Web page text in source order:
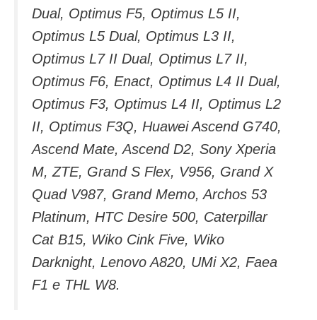
Dual, Optimus F5, Optimus L5 II,
Optimus L5 Dual, Optimus L3 II,
Optimus L7 II Dual, Optimus L7 II,
Optimus F6, Enact, Optimus L4 II Dual,
Optimus F3, Optimus L4 II, Optimus L2
II, Optimus F3Q, Huawei Ascend G740,
Ascend Mate, Ascend D2, Sony Xperia
M, ZTE, Grand S Flex, V956, Grand X
Quad V987, Grand Memo, Archos 53
Platinum, HTC Desire 500, Caterpillar
Cat B15, Wiko Cink Five, Wiko
Darknight, Lenovo A820, UMi X2, Faea
F1 e THL W8.